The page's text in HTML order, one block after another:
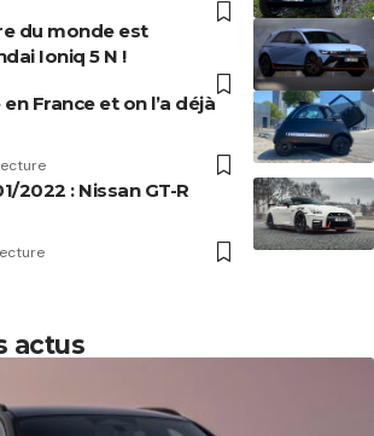
du monde est
Ioniq 5 N !
France et on l’a déjà
2022 : Nissan GT-R
actus